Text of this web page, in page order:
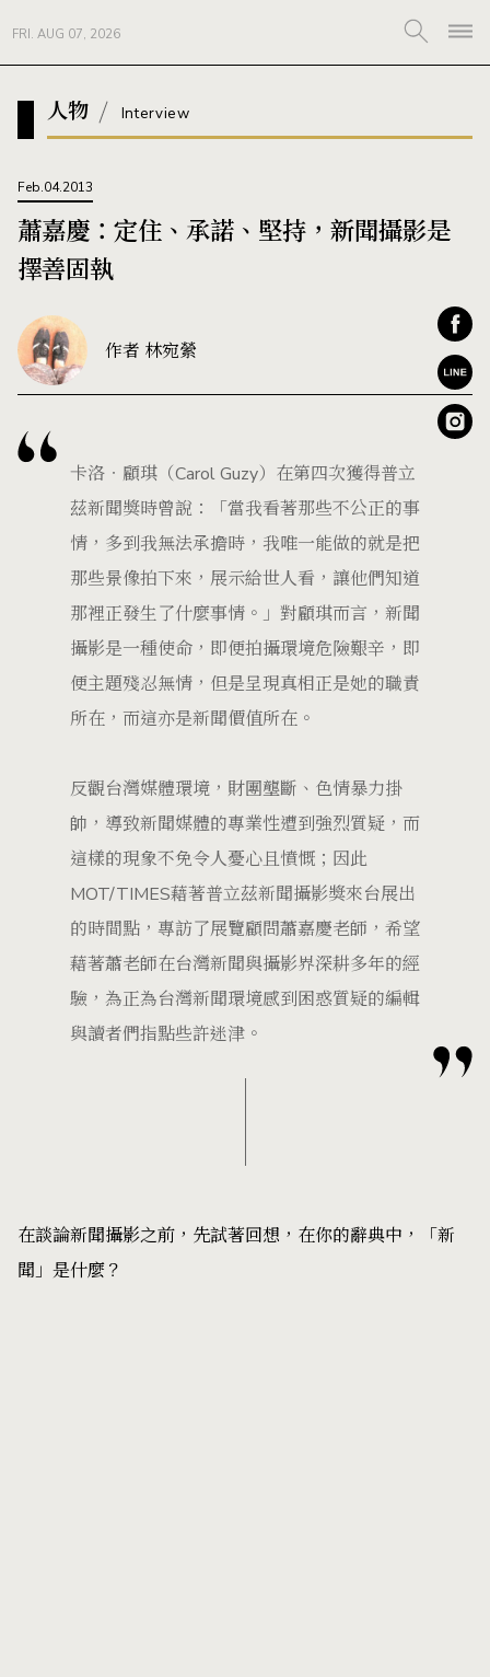
FRI. AUG 07, 2026
人物 Interview
Feb.04.2013
蕭嘉慶：定住、承諾、堅持，新聞攝影是
擇善固執
作者 林宛縈
卡洛‧顧琪（Carol Guzy）在第四次獲得普立
茲新聞獎時曾說：「當我看著那些不公正的事
情，多到我無法承擔時，我唯一能做的就是把
那些景像拍下來，展示給世人看，讓他們知道
那裡正發生了什麼事情。」對顧琪而言，新聞
攝影是一種使命，即便拍攝環境危險艱辛，即
便主題殘忍無情，但是呈現真相正是她的職責
所在，而這亦是新聞價值所在。
反觀台灣媒體環境，財團壟斷、色情暴力掛
帥，導致新聞媒體的專業性遭到強烈質疑，而
這樣的現象不免令人憂心且憤慨；因此
MOT/TIMES藉著普立茲新聞攝影獎來台展出
的時間點，專訪了展覽顧問蕭嘉慶老師，希望
藉著蕭老師在台灣新聞與攝影界深耕多年的經
驗，為正為台灣新聞環境感到困惑質疑的編輯
與讀者們指點些許迷津。
在談論新聞攝影之前，先試著回想，在你的辭典中，「新
聞」是什麼？